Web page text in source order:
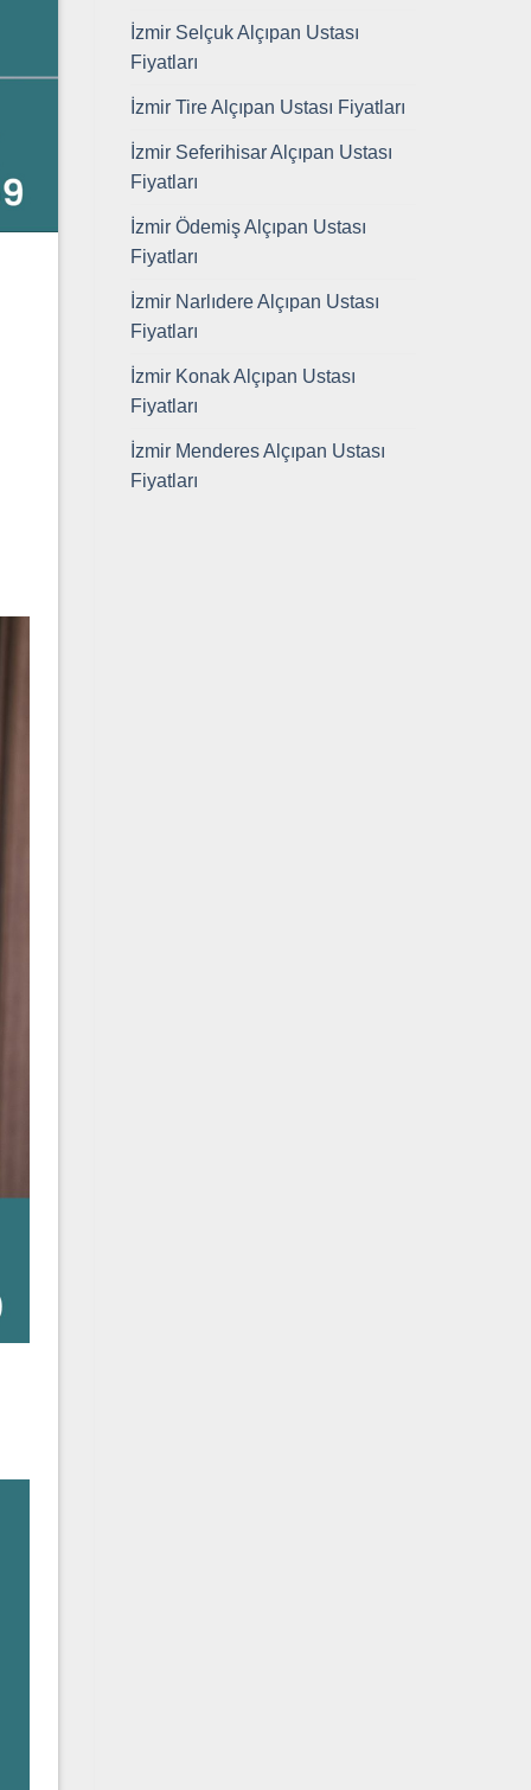
İzmir Selçuk Alçıpan Ustası
Fiyatları
İzmir Tire Alçıpan Ustası Fiyatları
İzmir Seferihisar Alçıpan Ustası
Fiyatları
İzmir Ödemiş Alçıpan Ustası
Fiyatları
İzmir Narlıdere Alçıpan Ustası
Fiyatları
İzmir Konak Alçıpan Ustası
Fiyatları
İzmir Menderes Alçıpan Ustası
Fiyatları